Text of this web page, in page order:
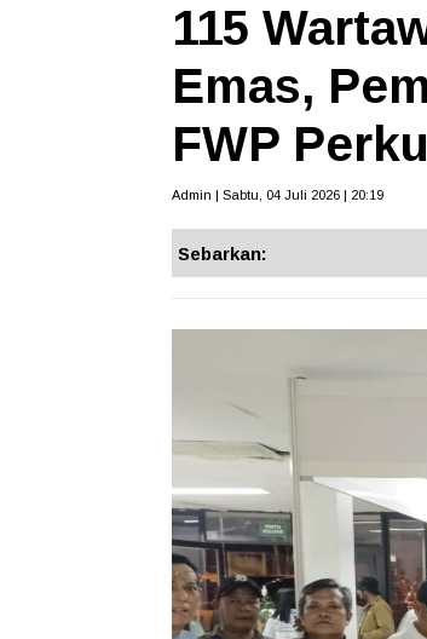
115
Emas,
FWP
Admin | Sabtu, 04 Juli 2026 | 20:19
Sebarkan: